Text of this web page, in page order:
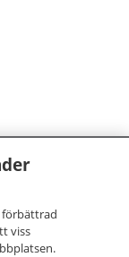
förbättrad
viss